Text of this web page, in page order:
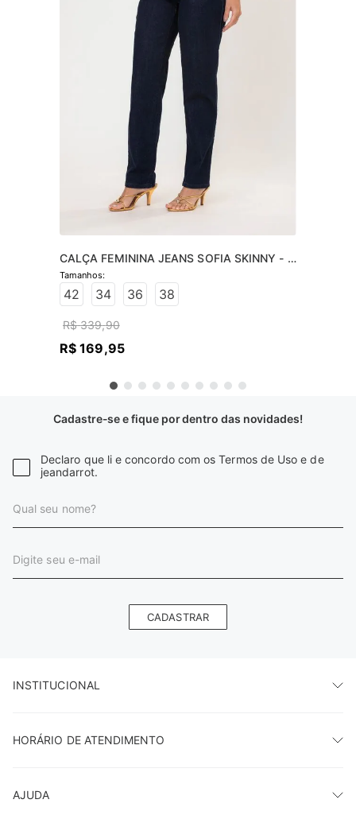
CALÇA FEMININA JEANS SOFIA SKINNY -
JEANS ESCURO
42 34 36 38
R$ 339,90
R$ 169,95
Cadastre-se e fique por dentro das novidades!
Declaro que li e concordo com os Termos de Uso e de
jeandarrot.
CADASTRAR
INSTITUCIONAL
HORÁRIO DE ATENDIMENTO
AJUDA